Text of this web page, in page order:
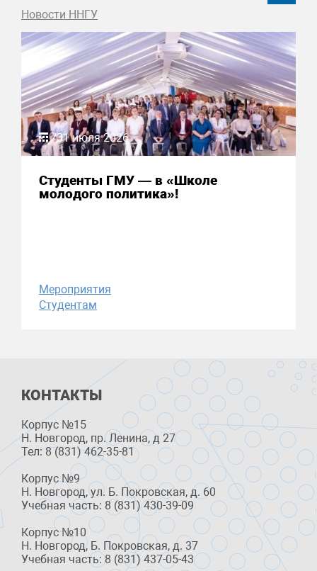
Новости ННГУ
31 июля 2026
Студенты ГМУ — в «Школе
молодого политика»!
Мероприятия
Студентам
КОНТАКТЫ
Корпус №15
Н. Новгород, пр. Ленина, д 27
Тел: 8 (831) 462-35-81
Корпус №9
Н. Новгород, ул. Б. Покровская, д. 60
Учебная часть: 8 (831) 430-39-09
Корпус №10
Н. Новгород, Б. Покровская, д. 37
Учебная часть: 8 (831) 437-05-43